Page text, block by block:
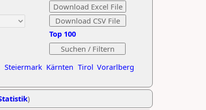
Steiermark Kärnten Tirol Vorarlberg
Top 100
)